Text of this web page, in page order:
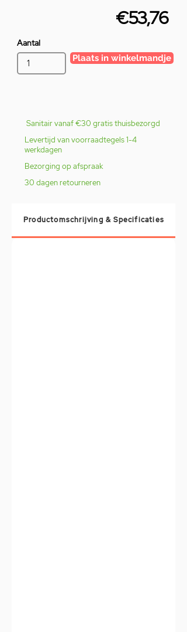
€53,76
Aantal
Plaats in winkelmandje
Sanitair vanaf €30 gratis thuisbezorgd
Levertijd van voorraadtegels 1-4
werkdagen
Bezorging op afspraak
30 dagen retourneren
Productomschrijving & Specificaties